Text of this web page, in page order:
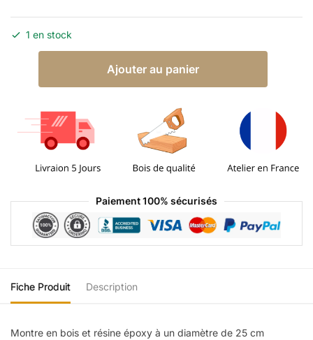
1 en stock
Ajouter au panier
Paiement 100% sécurisés
Fiche Produit Description
Montre en bois et résine époxy à un diamètre de 25 cm